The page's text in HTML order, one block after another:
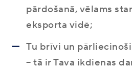
pārdošanā, vēlams
eksporta vidē;
Tu brīvi un
– tā ir Tava ikdienas